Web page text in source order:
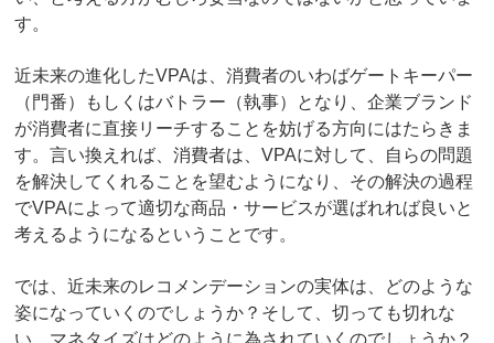
す。
近未来の進化したVPAは、消費者のいわばゲートキーパー
（門番）もしくはバトラー（執事）となり、企業ブランド
が消費者に直接リーチすることを妨げる方向にはたらきま
す。言い換えれば、消費者は、VPAに対して、自らの問題
を解決してくれることを望むようになり、その解決の過程
でVPAによって適切な商品・サービスが選ばれれば良いと
考えるようになるということです。
では、近未来のレコメンデーションの実体は、どのような
姿になっていくのでしょうか？そして、切っても切れな
い、マネタイズはどのように為されていくのでしょうか？